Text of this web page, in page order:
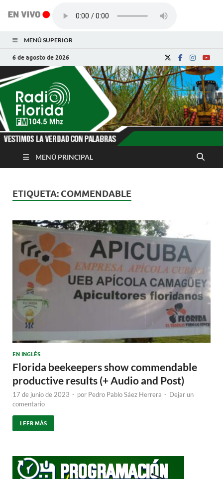
MENÚ SUPERIOR
6 de agosto de 2026
Radio Florida de
Cuba
Noticias y Actualidades de Florida, Camagüey,
MENÚ PRINCIPAL
ETIQUETA: COMMENDABLE
EN INGLÉS
Florida beekeepers show commendable
productive results (+ Audio and Post)
17 de junio de 2023 - por Pedro Pablo Sáez Herrera - Dejar un
comentario
LEER MÁS